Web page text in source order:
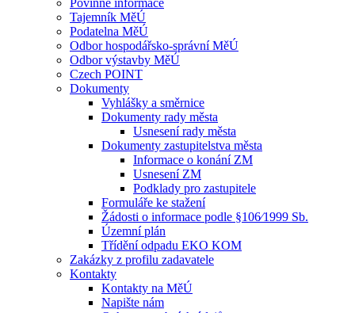
Povinné informace
Tajemník MěÚ
Podatelna MěÚ
Odbor hospodářsko-správní MěÚ
Odbor výstavby MěÚ
Czech POINT
Dokumenty
Vyhlášky a směrnice
Dokumenty rady města
Usnesení rady města
Dokumenty zastupitelstva města
Informace o konání ZM
Usnesení ZM
Podklady pro zastupitele
Formuláře ke stažení
Žádosti o informace podle §106⁄1999 Sb.
Územní plán
Třídění odpadu EKO KOM
Zakázky z profilu zadavatele
Kontakty
Kontakty na MěÚ
Napište nám